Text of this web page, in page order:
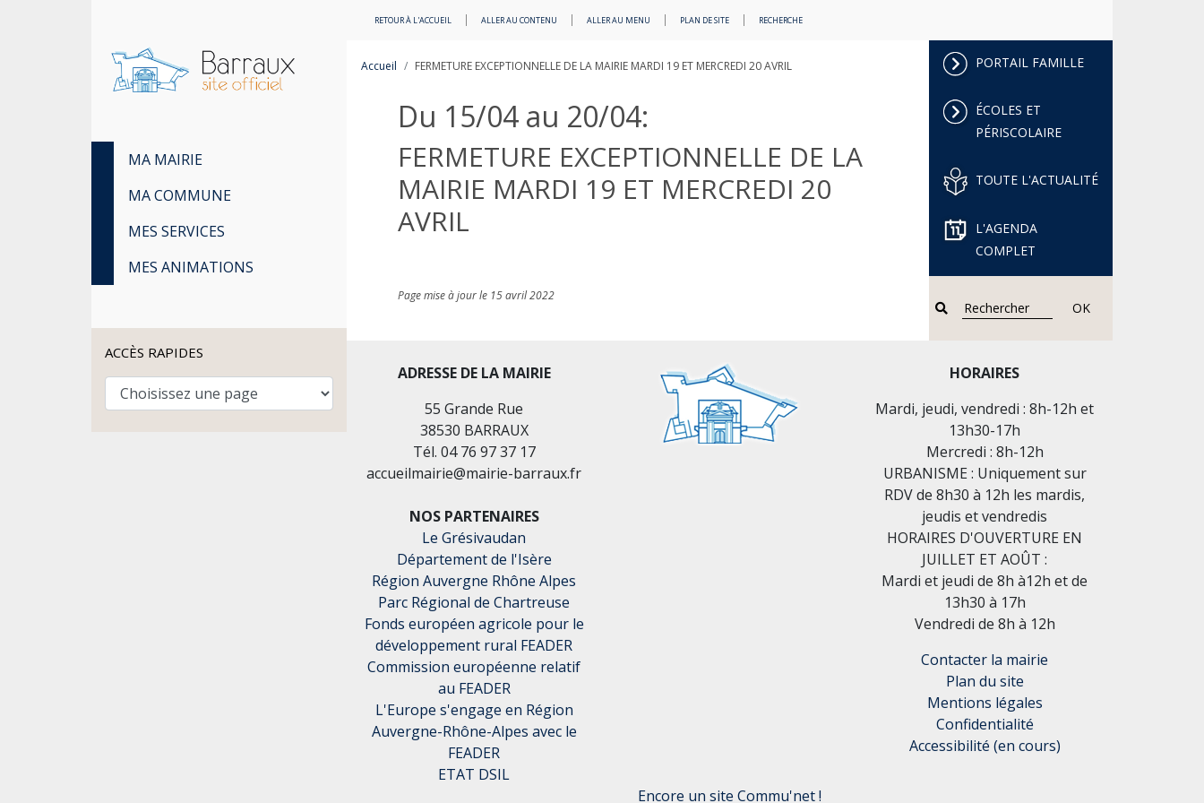
RETOUR À L'ACCUEIL ALLER AU CONTENU ALLER AU MENU PLAN DE SITE RECHERCHE
MA MAIRIE
MA COMMUNE
MES SERVICES
MES ANIMATIONS
ACCÈS RAPIDES
Accueil FERMETURE EXCEPTIONNELLE DE LA MAIRIE MARDI 19 ET MERCREDI 20 AVRIL
Du 15/04 au 20/04:
FERMETURE EXCEPTIONNELLE DE LA
MAIRIE MARDI 19 ET MERCREDI 20
AVRIL
Page mise à jour le 15 avril 2022
PORTAIL FAMILLE
ÉCOLES ET
PÉRISCOLAIRE
TOUTE L'ACTUALITÉ
L'AGENDA
COMPLET
OK
ADRESSE DE LA MAIRIE
55 Grande Rue
38530 BARRAUX
Tél. 04 76 97 37 17
accueilmairie@mairie-barraux.fr
NOS PARTENAIRES
Le Grésivaudan
Département de l'Isère
Région Auvergne Rhône Alpes
Parc Régional de Chartreuse
Fonds européen agricole pour le
développement rural FEADER
Commission européenne relatif
au FEADER
L'Europe s'engage en Région
Auvergne-Rhône-Alpes avec le
FEADER
ETAT DSIL
HORAIRES
Mardi, jeudi, vendredi : 8h-12h et
13h30-17h
Mercredi : 8h-12h
URBANISME : Uniquement sur
RDV de 8h30 à 12h les mardis,
jeudis et vendredis
HORAIRES D'OUVERTURE EN
JUILLET ET AOÛT :
Mardi et jeudi de 8h à12h et de
13h30 à 17h
Vendredi de 8h à 12h
Contacter la mairie
Plan du site
Mentions légales
Confidentialité
Accessibilité (en cours)
Encore un site Commu'net !